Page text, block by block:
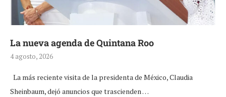
La nueva agenda de Quintana Roo
4 agosto, 2026
La más reciente visita de la presidenta de México, Claudia
Sheinbaum, dejó anuncios que trascienden …